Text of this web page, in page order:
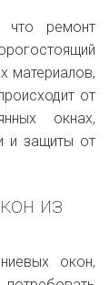
что ремонт
материалов,
от
окнах,
и защиты от
из
окон,